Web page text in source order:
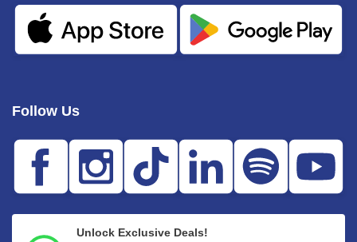
Follow Us
Unlock Exclusive Deals!